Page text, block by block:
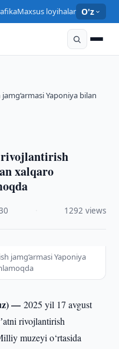
Maxsus loyihalar O'z
Yaponiya bilan
rivojlantirish
xalqaro
1292 views
jamg‘armasi Yaponiya
—2025 yil 17 avgust
rivojlantirish
muzeyi o‘rtasida